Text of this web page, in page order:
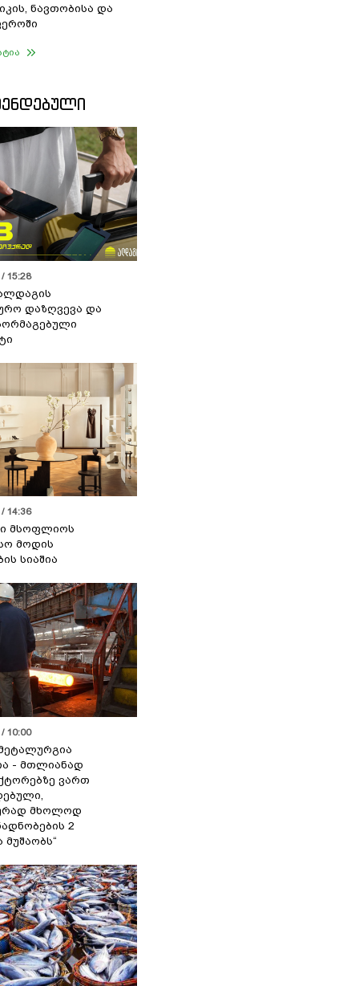
ნავთობისა და
15:28
დაზღვევა და
14:36
მსოფლიოს
მოდის
სიაშია
10:00
- მთლიანად
ვართ
მხოლოდ
2
მუშაობს“